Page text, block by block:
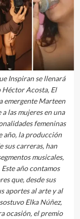
Inspiran se llenará
Héctor Acosta, El
emergente Marteen
las mujeres en una
femeninas
año, la producción
sus carreras, han
musicales,
año contamos
que, desde sus
aportes al arte y al
Elka Núñez,
ocasión, el premio